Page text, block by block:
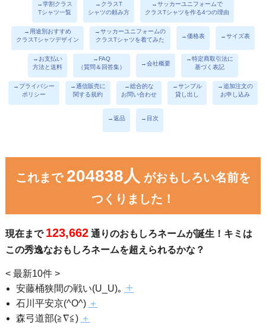
→学割クラス
Tシャツ一覧
→クラスT
シャツの頼み方
→サッカーユニフォームで
クラスTシャツを作る4つの理由
→用途別おすすめ
クラスTシャツデザイン
→サッカーユニフォームの
クラスTシャツを着てみた
→価格表 →サイズ表
→お支払い
方法と送料
→FAQ
（質問＆回答集）
→会社概要
→特定商取引法に
基づく表記
→プライバシー
ポリシー
→通信販売に
関する規約
→総合的な
お問い合わせ
→サンプル
貸し出し
→追加注文の
お申し込み
→返品 →目次
これまで 204838人 がおもしろい名前を
つくりました！
現在まで 123,662通りのおもしろネームが誕生！キミは
この秀逸なおもしろネームを超えられるかな？
< 最新10件 >
安藤桶狭間の戦い(U_U)｡ ＋
石川平安京(^O^) ＋
森弓道部(≧∇≦) ＋